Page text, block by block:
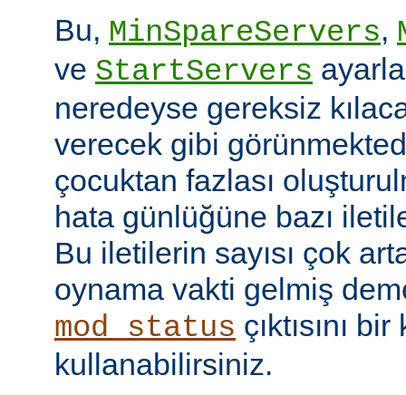
Bu, MinSpareServers,
ve StartServers
neredeyse gereksiz
verecek gibi
çocuktan fazlası
hata günlüğüne bazı
Bu iletilerin sayısı çok
oynama vakti gelmiş
mod_status çıktısını
kullanabilirsiniz.